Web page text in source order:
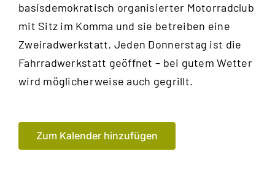
basisdemokratisch organisierter Motorradclub
mit Sitz im Komma und sie betreiben eine
Zweiradwerkstatt. Jeden Donnerstag ist die
Fahrradwerkstatt geöffnet – bei gutem Wetter
wird möglicherweise auch gegrillt.
Zum Kalender hinzufügen